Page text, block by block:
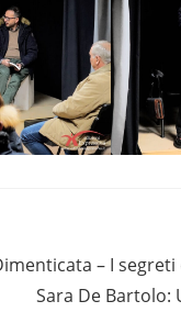
– I
Sara De Bartolo: